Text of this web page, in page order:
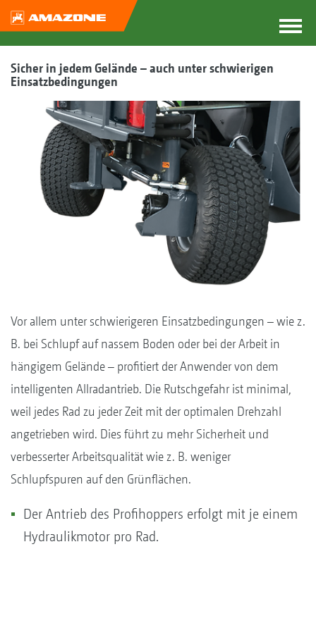
Sicher in jedem Gelände – auch unter schwierigen
Einsatzbedingungen
Vor allem unter schwierigeren Einsatzbedingungen – wie z.
B. bei Schlupf auf nassem Boden oder bei der Arbeit in
hängigem Gelände – profitiert der Anwender von dem
intelligenten Allradantrieb. Die Rutschgefahr ist minimal,
weil jedes Rad zu jeder Zeit mit der optimalen Drehzahl
angetrieben wird. Dies führt zu mehr Sicherheit und
verbesserter Arbeitsqualität wie z. B. weniger
Schlupfspuren auf den Grünflächen.
Der Antrieb des Profihoppers erfolgt mit je einem
Hydraulikmotor pro Rad.